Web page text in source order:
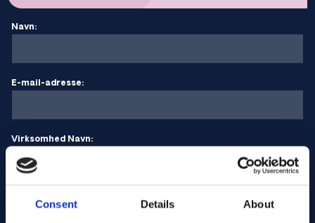
Consent Details About
Navn:
E-mail-adresse:
Virksomhed Navn: